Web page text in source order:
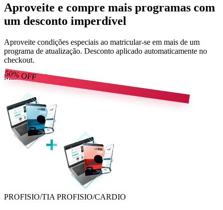
Aproveite e compre mais programas com
um desconto imperdível
Aproveite condições especiais ao matricular-se em mais de um
programa de atualização. Desconto aplicado automaticamente no
checkout.
Mais escolhido
50%OFF
PROFISIO/TIA PROFISIO/CARDIO